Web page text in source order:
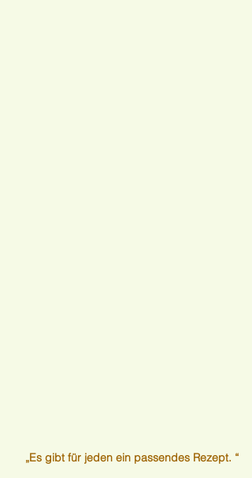
„Es gibt für jeden ein passendes Rezept. “